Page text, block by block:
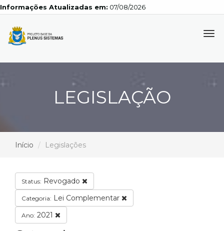
Atualizadas em: 07/08/2026
LEGISLAÇÃO
Início Legislações
Status: Revogado
Categoria: Lei Complementar
Ano: 2021